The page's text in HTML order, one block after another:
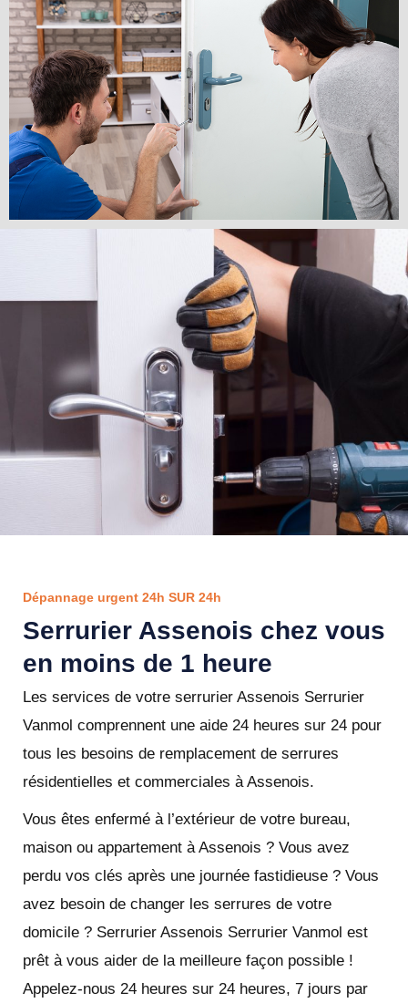
Dépannage urgent 24h SUR 24h
Serrurier Assenois chez vous
en moins de 1 heure
Les services de votre serrurier Assenois Serrurier
Vanmol comprennent une aide 24 heures sur 24 pour
tous les besoins de remplacement de serrures
résidentielles et commerciales à Assenois.
Vous êtes enfermé à l’extérieur de votre bureau,
maison ou appartement à Assenois ? Vous avez
perdu vos clés après une journée fastidieuse ? Vous
avez besoin de changer les serrures de votre
domicile ? Serrurier Assenois Serrurier Vanmol est
prêt à vous aider de la meilleure façon possible !
Appelez-nous 24 heures sur 24 heures, 7 jours par